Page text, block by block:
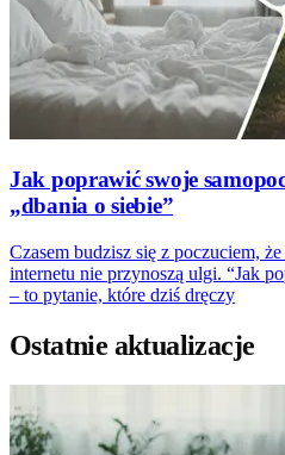
Jak poprawić swoje
„dbania o siebie”
Czasem budzisz się z poczuciem,
internetu nie przynoszą ulgi. “Jak
– to pytanie, które dziś dręczy
Ostatnie aktualizacje